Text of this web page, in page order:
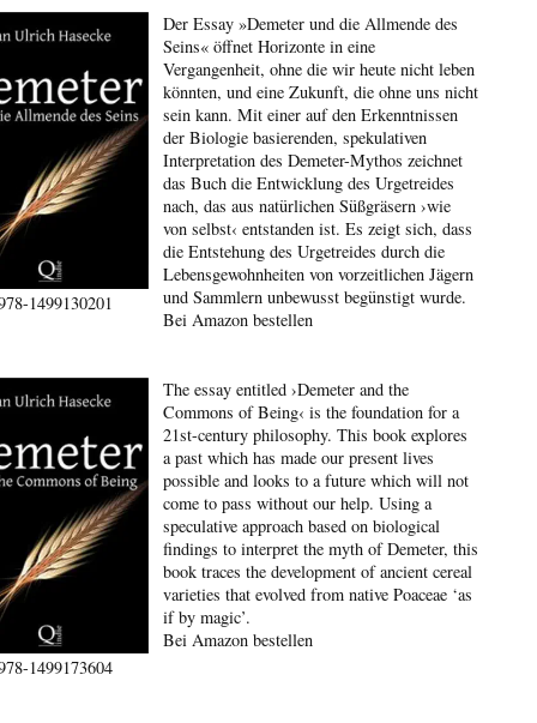
1499130201
Der Essay »Demeter und die Allmende des
Seins« öffnet Horizonte in eine
Vergangenheit, ohne die wir heute nicht leben
könnten, und eine Zukunft, die ohne uns nicht
sein kann. Mit einer auf den Erkenntnissen
der Biologie basierenden, spekulativen
Interpretation des Demeter-Mythos zeichnet
das Buch die Entwicklung des Urgetreides
nach, das aus natürlichen Süßgräsern ›wie
von selbst‹ entstanden ist. Es zeigt sich, dass
die Entstehung des Urgetreides durch die
Lebensgewohnheiten von vorzeitlichen Jägern
und Sammlern unbewusst begünstigt wurde.
Bei Amazon bestellen
1499173604
The essay entitled ›Demeter and the
Commons of Being‹ is the foundation for a
21st-century philosophy. This book explores
a past which has made our present lives
possible and looks to a future which will not
come to pass without our help. Using a
speculative approach based on biological
findings to interpret the myth of Demeter, this
book traces the development of ancient cereal
varieties that evolved from native Poaceae ‘as
if by magic’.
Bei Amazon bestellen